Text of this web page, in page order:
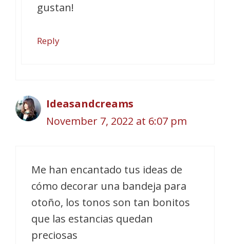
gustan!
Reply
Ideasandcreams
November 7, 2022 at 6:07 pm
Me han encantado tus ideas de
cómo decorar una bandeja para
otoño, los tonos son tan bonitos
que las estancias quedan
preciosas